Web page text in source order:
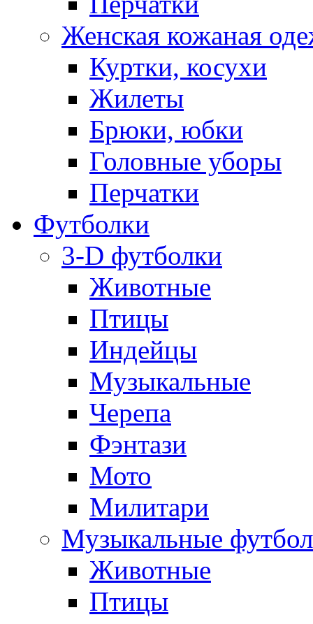
Женская кожаная
Куртки, косухи
Жилеты
Брюки, юбки
Головные уборы
Перчатки
Футболки
3-D футболки
Животные
Птицы
Индейцы
Музыкальные
Черепа
Фэнтази
Мото
Милитари
Музыкальные
Животные
Птицы